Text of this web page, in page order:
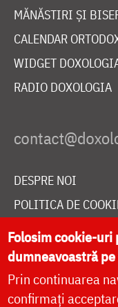
MĂNĂSTIRI ȘI
CALENDAR
WIDGET
RADIO DOXOLOGIA
DESPRE NOI
POLITICA DE
DONEAZĂ ONLINE
LIVE
Folosim cookie-
dumneavoastră
Prin continuarea
confirmați